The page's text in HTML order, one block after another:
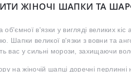
ЖІНОЧІ ШАПКИ ТА
об'ємної в'язки у вигляді великих
Шапки великої в'язки з вовни та
вас у сильні морози, захищаючи
на жіночій шапці доречні перлинні